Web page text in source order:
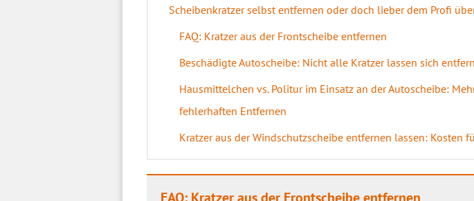
Scheibenkratzer selbst entfernen oder doch lieber dem Profi
FAQ: Kratzer aus der Frontscheibe entfernen
Beschädigte Autoscheibe: Nicht alle Kratzer lassen sich
Hausmittelchen vs. Politur im Einsatz an der Autoscheibe:
fehlerhaften Entfernen
Kratzer aus der Windschutzscheibe entfernen lassen: Kosten